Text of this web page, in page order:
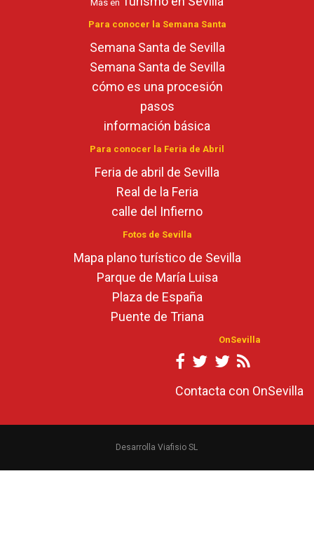
Más en
Para conocer la Semana Santa
Semana Santa de Sevilla
Semana Santa de Sevilla
cómo es una procesión
pasos
información básica
Para conocer la Feria de Abril
Feria de abril de Sevilla
Real de la Feria
calle del Infierno
Fotos de Sevilla
Mapa plano turístico de Sevilla
Parque de María Luisa
Plaza de España
Puente de Triana
OnSevilla
Contacta con OnSevilla
Desarrolla Viafisio SL